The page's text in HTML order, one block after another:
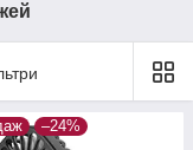
–24%